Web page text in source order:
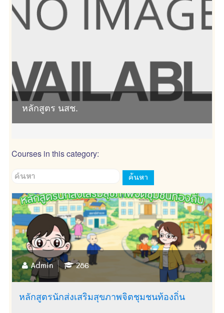
หลักสูตร นสช.
Courses in this category:
Admin 286
หลักสูตรนักส่งเสริมสุขภาพจิตชุมชนท้องถิ่น